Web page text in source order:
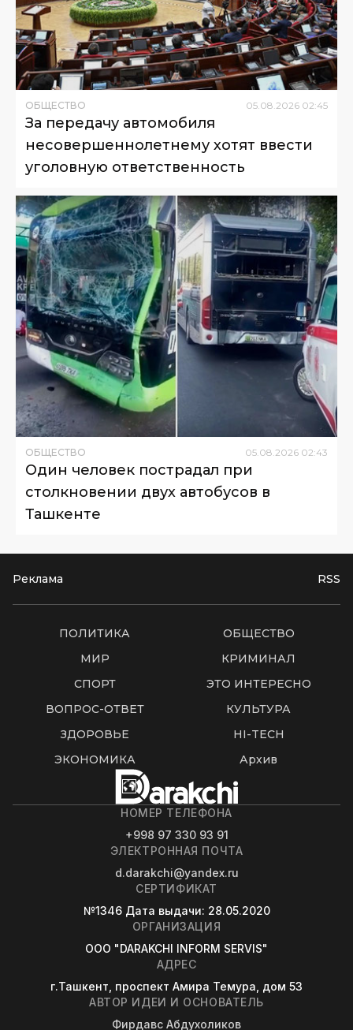
ОБЩЕСТВО 05.08.2026 02:45
За передачу автомобиля
несовершеннолетнему хотят ввести
уголовную ответственность
ОБЩЕСТВО 05.08.2026 02:43
Один человек пострадал при
столкновении двух автобусов в
Ташкенте
Реклама RSS
ПОЛИТИКА
ОБЩЕСТВО
МИР
КРИМИНАЛ
СПОРТ
ЭТО ИНТЕРЕСНО
ВОПРОС-ОТВЕТ
КУЛЬТУРА
ЗДОРОВЬЕ
HI-TECH
ЭКОНОМИКА
Архив
НОМЕР ТЕЛЕФОНА
+998 97 330 93 91
ЭЛЕКТРОННАЯ ПОЧТА
d.darakchi@yandex.ru
СЕРТИФИКАТ
№1346 Дата выдачи: 28.05.2020
ОРГАНИЗАЦИЯ
OOO "DARAKCHI INFORM SERVIS"
АДРЕС
г.Ташкент, проспект Амира Темура, дом 53
АВТОР ИДЕИ И ОСНОВАТЕЛЬ
Фирдавс Абдухоликов